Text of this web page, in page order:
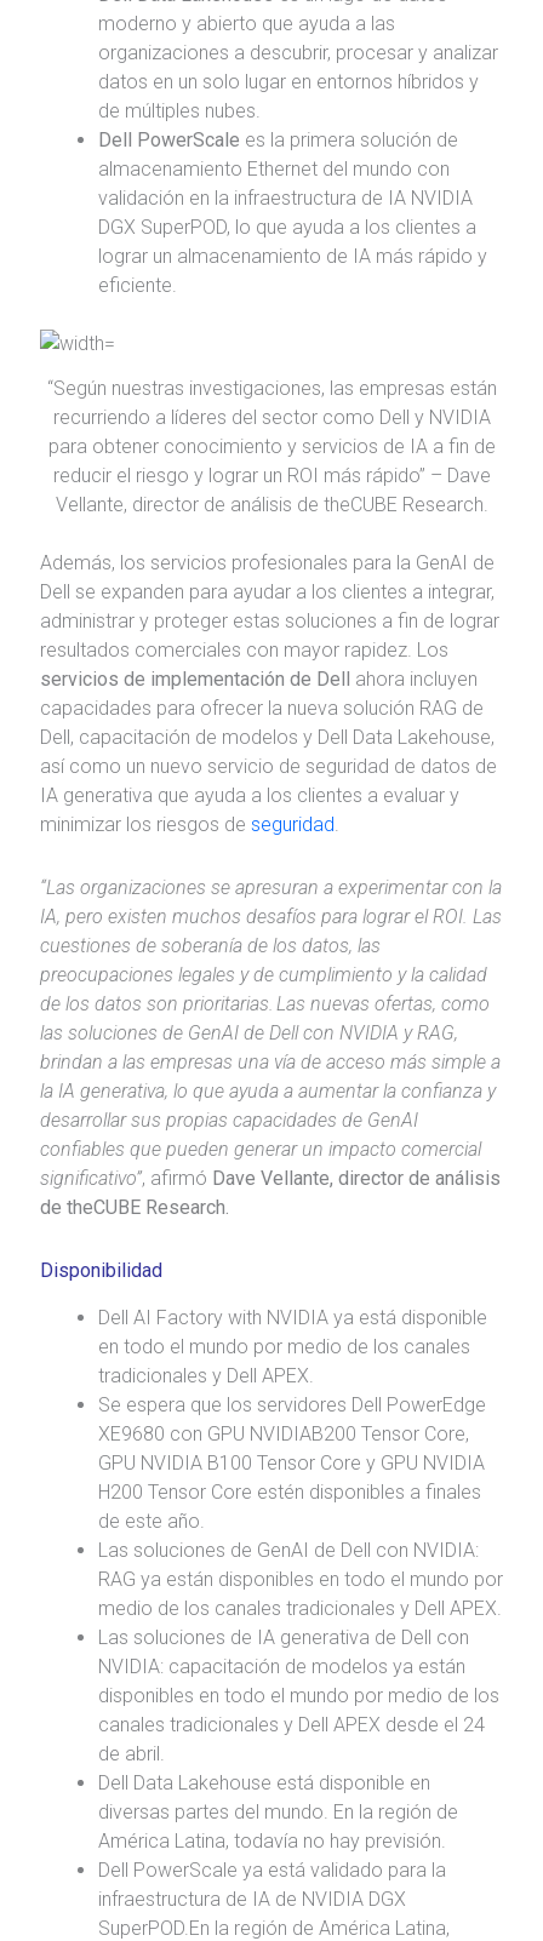
moderno y abierto que ayuda a las
organizaciones a descubrir, procesar y analizar
datos en un solo lugar en entornos híbridos y
de múltiples nubes.
Dell PowerScale es la primera solución de
almacenamiento Ethernet del mundo con
validación en la infraestructura de IA NVIDIA
DGX SuperPOD, lo que ayuda a los clientes a
lograr un almacenamiento de IA más rápido y
eficiente.
“Según nuestras investigaciones, las empresas están
recurriendo a líderes del sector como Dell y NVIDIA
para obtener conocimiento y servicios de IA a fin de
reducir el riesgo y lograr un ROI más rápido” – Dave
Vellante, director de análisis de theCUBE Research.
Además, los servicios profesionales para la GenAI de
Dell se expanden para ayudar a los clientes a integrar,
administrar y proteger estas soluciones a fin de lograr
resultados comerciales con mayor rapidez. Los
servicios de implementación de Dell
ahora incluyen
capacidades para ofrecer la nueva solución RAG de
Dell, capacitación de modelos y Dell Data Lakehouse,
así como un nuevo servicio de seguridad de datos de
IA generativa que ayuda a los clientes a evaluar y
minimizar los riesgos de seguridad.
“Las organizaciones se apresuran a experimentar con la
IA, pero existen muchos desafíos para lograr el ROI. Las
cuestiones de soberanía de los datos, las
preocupaciones legales y de cumplimiento y la calidad
de los datos son prioritarias. Las nuevas ofertas, como
las soluciones de GenAI de Dell con NVIDIA y RAG,
brindan a las empresas una vía de acceso más simple a
la IA generativa, lo que ayuda a aumentar la confianza y
desarrollar sus propias capacidades de GenAI
confiables que pueden generar un impacto comercial
significativo”, afirmó Dave Vellante, director de análisis
de theCUBE Research.
Disponibilidad
Dell AI Factory with NVIDIA ya está disponible
en todo el mundo por medio de los canales
tradicionales y Dell APEX.
Se espera que los servidores Dell PowerEdge
XE9680 con GPU NVIDIAB200 Tensor Core,
GPU NVIDIA B100 Tensor Core y GPU NVIDIA
H200 Tensor Core estén disponibles a finales
de este año.
Las soluciones de GenAI de Dell con NVIDIA:
RAG ya están disponibles en todo el mundo por
medio de los canales tradicionales y Dell APEX.
Las soluciones de IA generativa de Dell con
NVIDIA: capacitación de modelos ya están
disponibles en todo el mundo por medio de los
canales tradicionales y Dell APEX desde el 24
de abril.
Dell Data Lakehouse está disponible en
diversas partes del mundo. En la región de
América Latina, todavía no hay previsión.
Dell PowerScale ya está validado para la
infraestructura de IA de NVIDIA DGX
SuperPOD.En la región de América Latina,